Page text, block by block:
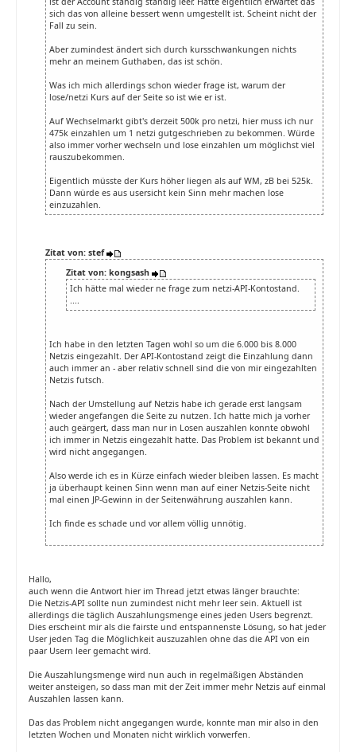
sich das von alleine bessert wenn umgestellt ist. Scheint nicht der
Fall zu sein.
Aber zumindest ändert sich durch kursschwankungen nichts
mehr an meinem Guthaben, das ist schön.
Was ich mich allerdings schon wieder frage ist, warum der
lose/netzi Kurs auf der Seite so ist wie er ist.
Auf Wechselmarkt gibt's derzeit 500k pro netzi, hier muss ich nur
475k einzahlen um 1 netzi gutgeschrieben zu bekommen. Würde
also immer vorher wechseln und lose einzahlen um möglichst viel
rauszubekommen.
Eigentlich müsste der Kurs höher liegen als auf WM, zB bei 525k.
Dann würde es aus usersicht kein Sinn mehr machen lose
einzuzahlen.
Zitat von: stef
Zitat von: kongsash
Ich hätte mal wieder ne frage zum netzi-API-Kontostand.
....
Ich habe in den letzten Tagen wohl so um die 6.000 bis 8.000
Netzis eingezahlt. Der API-Kontostand zeigt die Einzahlung dann
auch immer an - aber relativ schnell sind die von mir eingezahlten
Netzis futsch.
Nach der Umstellung auf Netzis habe ich gerade erst langsam
wieder angefangen die Seite zu nutzen. Ich hatte mich ja vorher
auch geärgert, dass man nur in Losen auszahlen konnte obwohl
ich immer in Netzis eingezahlt hatte. Das Problem ist bekannt und
wird nicht angegangen.
Also werde ich es in Kürze einfach wieder bleiben lassen. Es macht
ja überhaupt keinen Sinn wenn man auf einer Netzis-Seite nicht
mal einen JP-Gewinn in der Seitenwährung auszahlen kann.
Ich finde es schade und vor allem völlig unnötig.
Hallo,
auch wenn die Antwort hier im Thread jetzt etwas länger brauchte:
Die Netzis-API sollte nun zumindest nicht mehr leer sein. Aktuell ist
allerdings die täglich Auszahlungsmenge eines jeden Users begrenzt.
Dies erscheint mir als die fairste und entspannenste Lösung, so hat jeder
User jeden Tag die Möglichkeit auszuzahlen ohne das die API von ein
paar Usern leer gemacht wird.
Die Auszahlungsmenge wird nun auch in regelmäßigen Abständen
weiter ansteigen, so dass man mit der Zeit immer mehr Netzis auf einmal
Auszahlen lassen kann.
Das das Problem nicht angegangen wurde, konnte man mir also in den
letzten Wochen und Monaten nicht wirklich vorwerfen.